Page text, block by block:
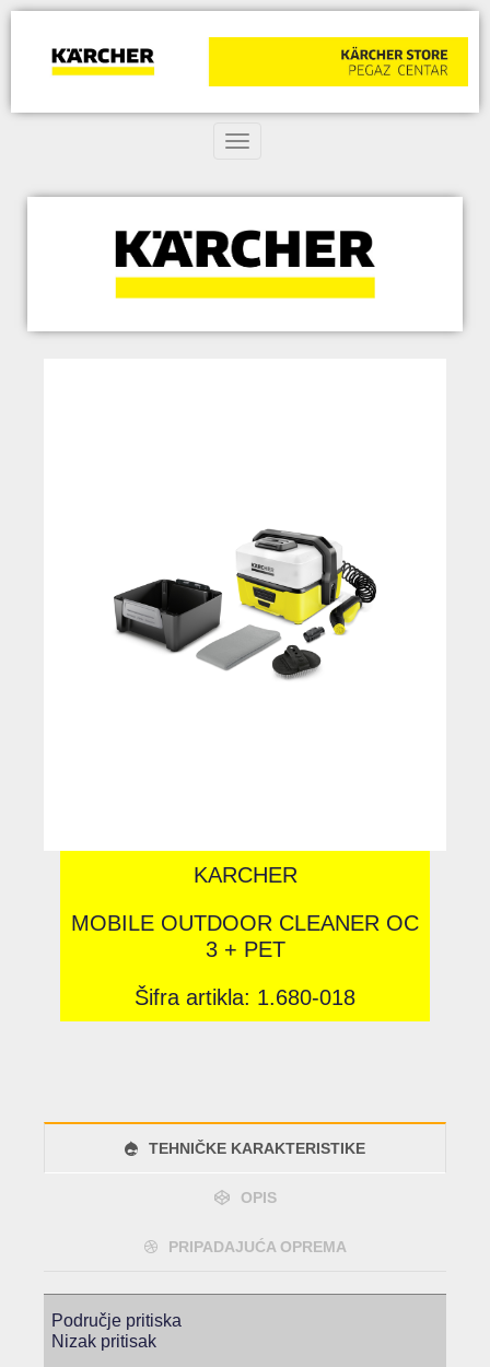
Toggle navigation
KARCHER
MOBILE OUTDOOR CLEANER OC
3 + PET
Šifra artikla: 1.680-018
TEHNIČKE KARAKTERISTIKE
OPIS
PRIPADAJUĆA OPREMA
Područje pritiska
Nizak pritisak